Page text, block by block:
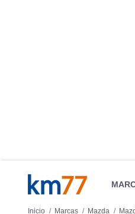
Inicio Marcas Mazda